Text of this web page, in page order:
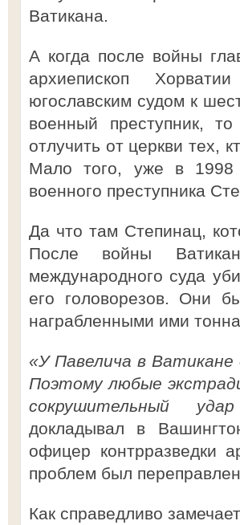
Ватикана.
А когда после войны
архиепископ
югославским судом к
военный преступник,
отлучить от церкви тех,
Мало того, уже в 1998
военного преступника
Да что там Степинац,
После войны
международного суда
его головорезов. Они
награбленными ими
«У Павелича в Ватикане
Поэтому любые
сокрушительный
докладывал в
офицер
проблем был
Как справедливо